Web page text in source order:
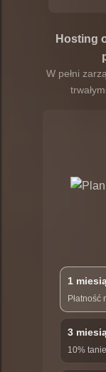
Hosting
W pełni
1
Płatność
3
10%